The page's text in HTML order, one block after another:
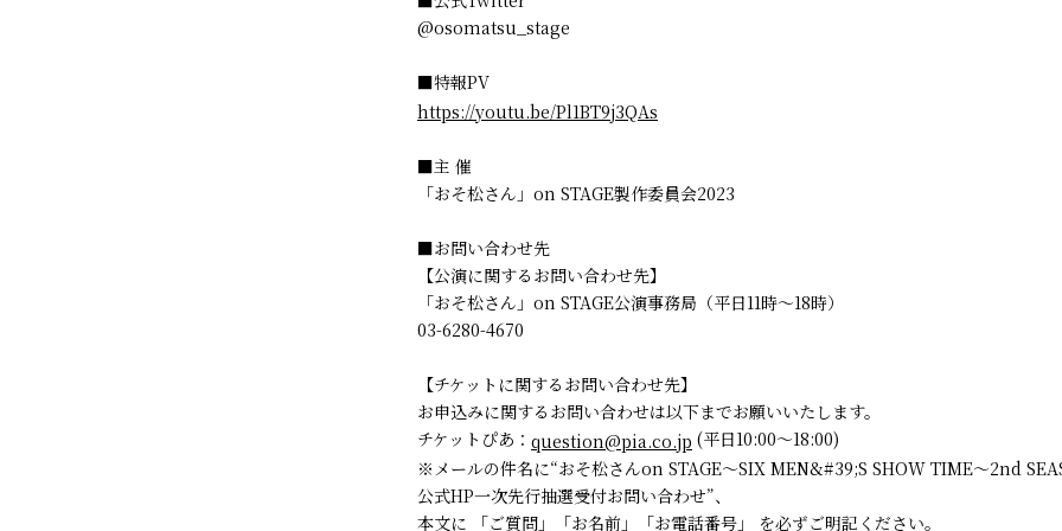
@osomatsu_stage
■特報PV
https://youtu.be/Pl1BT9j3QAs
■主 催
「おそ松さん」on STAGE製作委員会2023
■お問い合わせ先
【公演に関するお問い合わせ先】
「おそ松さん」on STAGE公演事務局（平日11時～18時）
03-6280-4670
【チケットに関するお問い合わせ先】
お申込みに関するお問い合わせは以下までお願いいたします。
チケットぴあ： question@pia.co.jp (平日10:00～18:00)
※メールの件名に“おそ松さんon STAGE～SIX MEN&#39;S SHOW TIME～2nd
公式HP一次先行抽選受付お問い合わせ”、
本文に 「ご質問」「お名前」「お電話番号」 を必ずご明記ください。